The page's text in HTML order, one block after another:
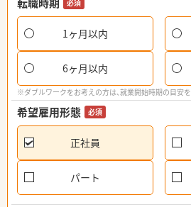
必須
1ヶ月以内
6ヶ月以内
※ダブルワークをお考えの方は、就業開始時期の目安
希望雇用形態 必須
正社員
パート